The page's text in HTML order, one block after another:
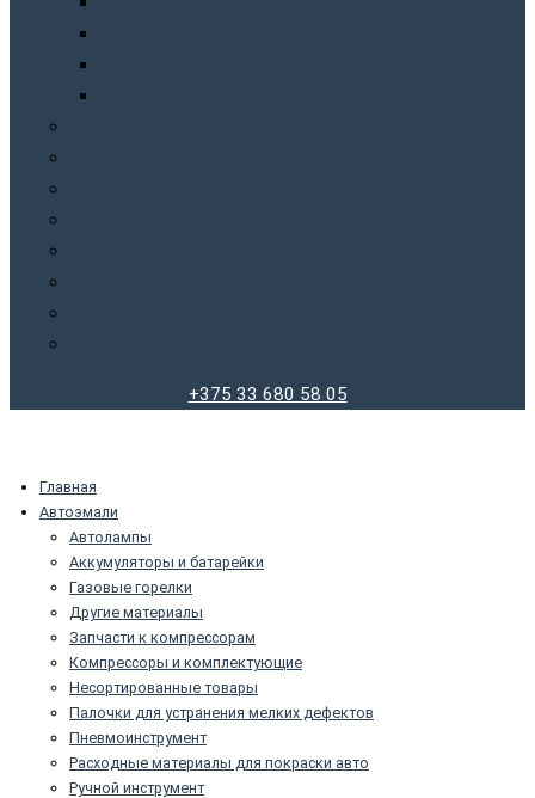
+375 33 680 58 05
Главная
Автоэмали
Автолампы
Аккумуляторы и батарейки
Газовые горелки
Другие материалы
Запчасти к компрессорам
Компрессоры и комплектующие
Несортированные товары
Палочки для устранения мелких дефектов
Пневмоинструмент
Расходные материалы для покраски авто
Ручной инструмент